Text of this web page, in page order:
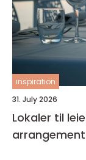
inspiration
31. July 2026
Lokaler til
arrangement